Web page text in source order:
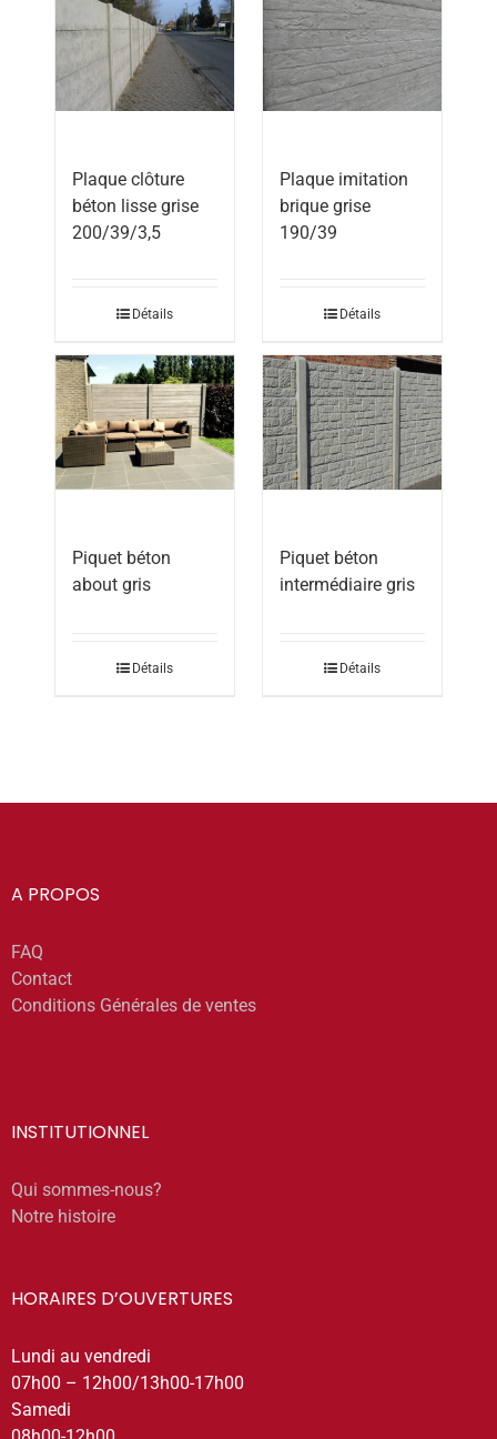
Plaque clôture
béton lisse grise
200/39/3,5
Détails
Plaque imitation
brique grise
190/39
Détails
Piquet béton
about gris
Détails
Piquet béton
intermédiaire gris
Détails
A PROPOS
FAQ
Contact
Conditions Générales de ventes
INSTITUTIONNEL
Qui sommes-nous?
Notre histoire
HORAIRES D’OUVERTURES
Lundi au vendredi
07h00 – 12h00/13h00-17h00
Samedi